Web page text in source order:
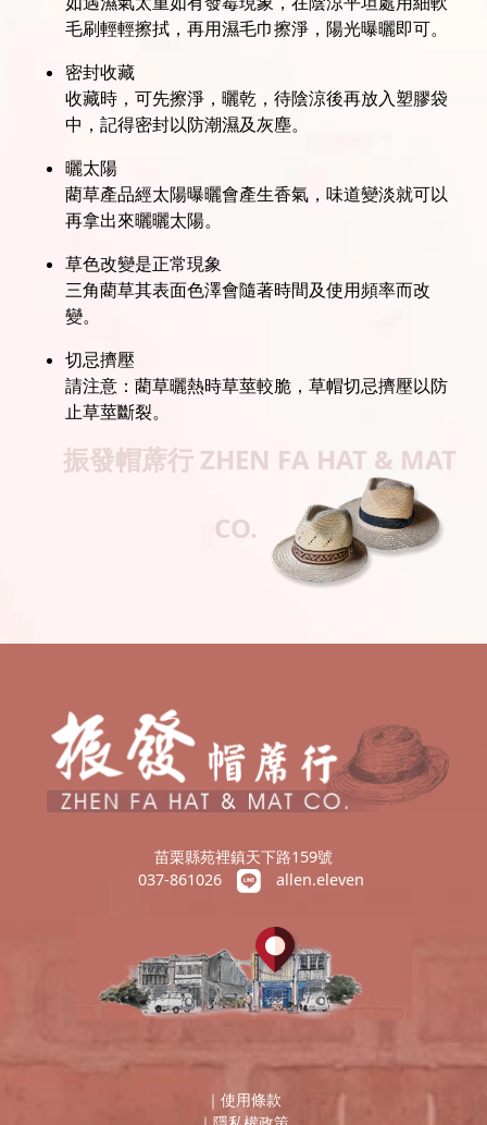
毛刷輕輕擦拭，再用濕毛巾擦淨，陽光曝曬即可。
密封收藏
收藏時，可先擦淨，曬乾，待陰涼後再放入塑膠袋
中，記得密封以防潮濕及灰塵。
曬太陽
藺草產品經太陽曝曬會產生香氣，味道變淡就可以
再拿出來曬曬太陽。
草色改變是正常現象
三角藺草其表面色澤會隨著時間及使用頻率而改
變。
切忌擠壓
請注意：藺草曬熱時草莖較脆，草帽切忌擠壓以防
止草莖斷裂。
振發帽蓆行 ZHEN FA HAT & MAT
CO.
苗栗縣苑裡鎮天下路159號
037-861026
allen.eleven
｜ 使用條款